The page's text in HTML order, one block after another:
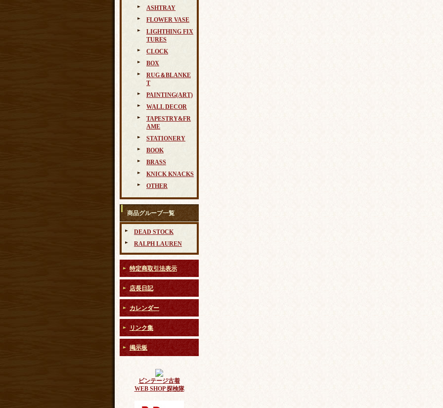
ASHTRAY
FLOWER VASE
LIGHTHING FIX
TURES
CLOCK
BOX
RUG＆BLANKE
T
PAINTING(ART)
WALL DECOR
TAPESTRY&FR
AME
STATIONERY
BOOK
BRASS
KNICK KNACKS
OTHER
商品グループ一覧
DEAD STOCK
RALPH LAUREN
特定商取引法表示
店長日記
カレンダー
リンク集
掲示板
ビンテージ古着
WEB SHOP 探検隊